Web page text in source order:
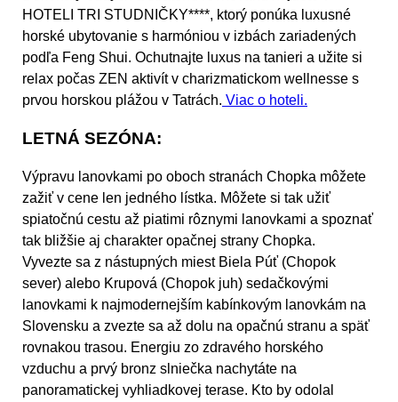
HOTELI TRI STUDNIČKY****, ktorý ponúka luxusné
horské ubytovanie s harmóniou v izbách zariadených
podľa Feng Shui. Ochutnajte luxus na tanieri a užite si
relax počas ZEN aktivít v charizmatickom wellnesse s
prvou horskou plážou v Tatrách. Viac o hoteli.
LETNÁ SEZÓNA:
Výpravu lanovkami po oboch stranách Chopka môžete
zažiť v cene len jedného lístka. Môžete si tak užiť
spiatočnú cestu až piatimi rôznymi lanovkami a spoznať
tak bližšie aj charakter opačnej strany Chopka.
Vyvezte sa z nástupných miest Biela Púť (Chopok
sever) alebo Krupová (Chopok juh) sedačkovými
lanovkami k najmodernejším kabínkovým lanovkám na
Slovensku a zvezte sa až dolu na opačnú stranu a späť
rovnakou trasou. Energiu zo zdravého horského
vzduchu a prvý bronz slniečka nachytáte na
panoramatickej vyhliadkovej terase. Kto by odolal